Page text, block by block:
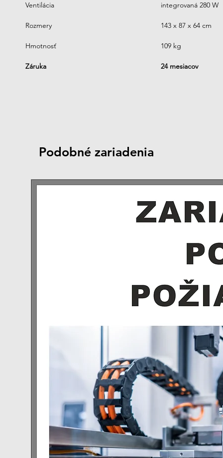
Ventilácia integrovaná 280 W
Rozmery 143 x 87 x 64 cm
Hmotnosť 109 kg
Záruka 24 mesiacov
Podobné zariadenia